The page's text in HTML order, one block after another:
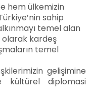
hem ülkemizin
sahip
temel alan
olarak kardeş
temel
gelişimine
kültürel diplomasi